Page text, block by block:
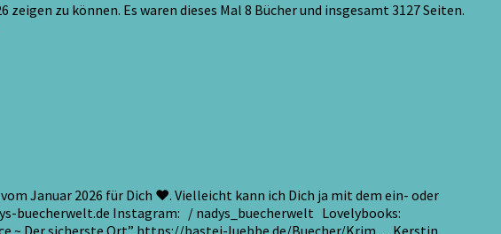
zu können. Es waren dieses Mal 8 Bücher und insgesamt 3127 Seiten.
Januar 2026 für Dich ♥. Vielleicht kann ich Dich ja mit dem ein- oder
buecherwelt.de Instagram: / nadys_buecherwelt Lovelybooks: